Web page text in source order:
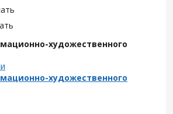
художественного
художественного